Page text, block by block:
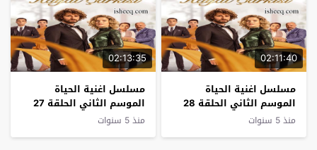
02:11:40
مسلسل اغنية الحياة
الموسم الثاني الحلقة 28
منذ 5 سنوات
02:13:35
مسلسل اغنية الحياة
الموسم الثاني الحلقة 27
منذ 5 سنوات